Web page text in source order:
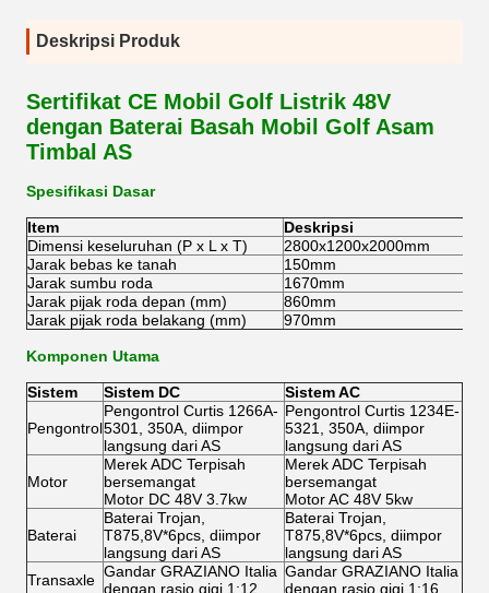
Deskripsi Produk
Sertifikat CE Mobil Golf Listrik 48V
dengan Baterai Basah Mobil Golf Asam
Timbal AS
Spesifikasi Dasar
Item
Deskripsi
Dimensi keseluruhan (P x L x T)
2800x1200x2000mm
Jarak bebas ke tanah
150mm
Jarak sumbu roda
1670mm
Jarak pijak roda depan (mm)
860mm
Jarak pijak roda belakang (mm)
970mm
Komponen Utama
Sistem Sistem DC Sistem AC
Pengontrol
Pengontrol Curtis 1266A-
5301, 350A, diimpor
langsung dari AS
Pengontrol Curtis 1234E-
5321, 350A, diimpor
langsung dari AS
Motor
Merek ADC Terpisah
bersemangat
Motor DC 48V 3.7kw
Merek ADC Terpisah
bersemangat
Motor AC 48V 5kw
Baterai
Baterai Trojan,
T875,8V*6pcs, diimpor
langsung dari AS
Baterai Trojan,
T875,8V*6pcs, diimpor
langsung dari AS
Transaxle Gandar GRAZIANO Italia
dengan rasio gigi 1:12
Gandar GRAZIANO Italia
dengan rasio gigi 1:16